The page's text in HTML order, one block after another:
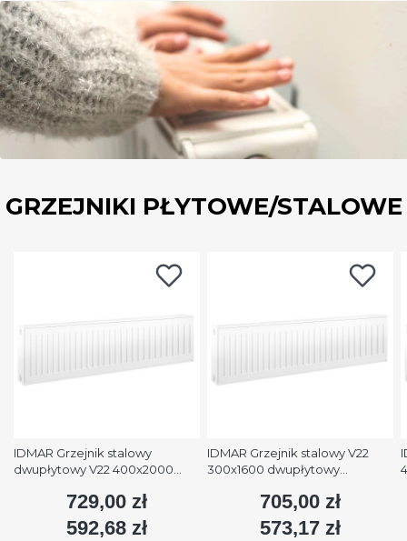
GRZEJNIKI PŁYTOWE/STALOWE
IDMAR Grzejnik stalowy
dwupłytowy V22 400x2000
2508W (90/70/20°C) biały
Cena
729,00 zł
Cena
592,68 zł
IDMAR Grzejnik stalowy V22
300x1600 dwupłytowy
(90/70/20°C) biały RAL9016
Cena
705,00 zł
Cena
573,17 zł